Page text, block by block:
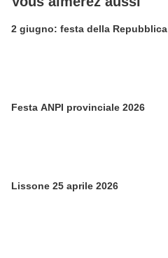
2 giugno: festa della Repubblica
Festa ANPI provinciale 2026
Lissone 25 aprile 2026